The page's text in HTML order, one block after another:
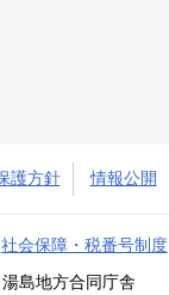
護方針 情報公開
社会保障・税番号制度
島地方合同庁舎